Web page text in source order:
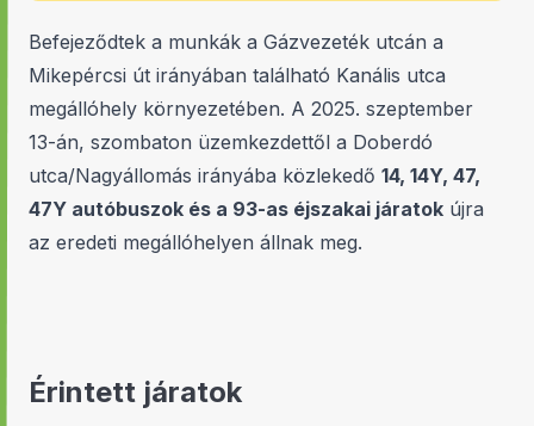
Befejeződtek a munkák a Gázvezeték utcán a
Mikepércsi út irányában található Kanális utca
megállóhely környezetében. A 2025. szeptember
13-án, szombaton üzemkezdettől a Doberdó
utca/Nagyállomás irányába közlekedő 14, 14Y, 47,
47Y autóbuszok és a 93-as éjszakai járatok újra
az eredeti megállóhelyen állnak meg.
Érintett járatok